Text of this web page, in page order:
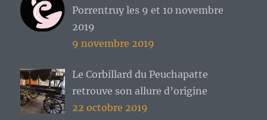
Porrentruy les 9 et 10 novembre
2019
9 novembre 2019
Le Corbillard du Peuchapatte
retrouve son allure d’origine
22 octobre 2019